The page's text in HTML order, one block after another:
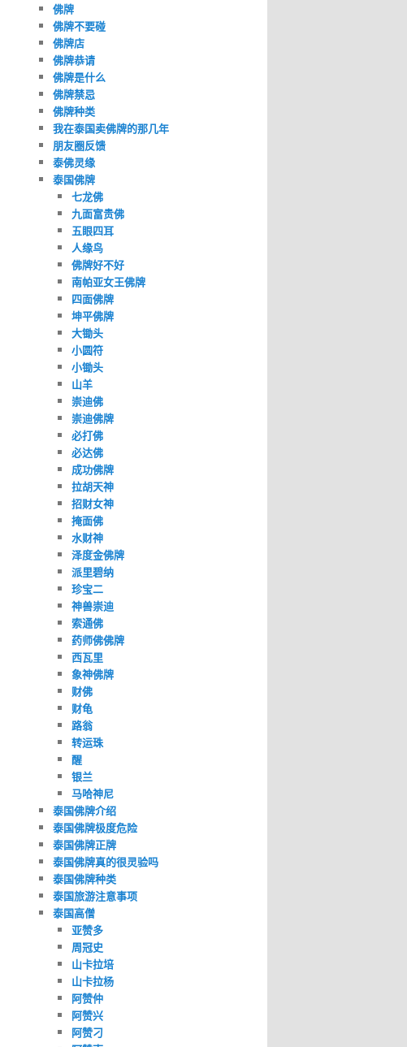
佛牌
佛牌不要碰
佛牌店
佛牌恭请
佛牌是什么
佛牌禁忌
佛牌种类
我在泰国卖佛牌的那几年
朋友圈反馈
泰佛灵缘
泰国佛牌
七龙佛
九面富贵佛
五眼四耳
人缘鸟
佛牌好不好
南帕亚女王佛牌
四面佛牌
坤平佛牌
大锄头
小圆符
小锄头
山羊
崇迪佛
崇迪佛牌
必打佛
必达佛
成功佛牌
拉胡天神
招财女神
掩面佛
水财神
泽度金佛牌
派里碧纳
珍宝二
神兽崇迪
索通佛
药师佛佛牌
西瓦里
象神佛牌
财佛
财龟
路翁
转运珠
醒
银兰
马哈神尼
泰国佛牌介绍
泰国佛牌极度危险
泰国佛牌正牌
泰国佛牌真的很灵验吗
泰国佛牌种类
泰国旅游注意事项
泰国高僧
亚赞多
周冠史
山卡拉培
山卡拉杨
阿赞仲
阿赞兴
阿赞刁